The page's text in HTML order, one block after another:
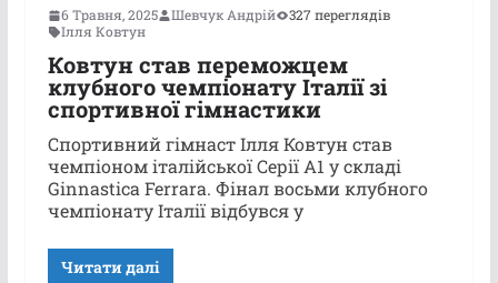
6 Травня, 2025 Шевчук Андрій
327 переглядів
Ілля Ковтун
Ковтун став переможцем
клубного чемпіонату Італії зі
спортивної гімнастики
Спортивний гімнаст Ілля Ковтун став
чемпіоном італійської Серії А1 у складі
Ginnastica Ferrara. Фінал восьми клубного
чемпіонату Італії відбувся у
Читати далі